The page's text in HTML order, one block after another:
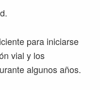
para iniciarse
vial y los
algunos años.